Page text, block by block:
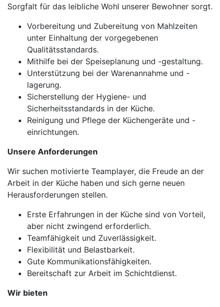
Sorgfalt für das leibliche Wohl unserer Bewohner sorgt.
Vorbereitung und Zubereitung von Mahlzeiten
unter Einhaltung der vorgegebenen
Qualitätsstandards.
Mithilfe bei der Speiseplanung und -gestaltung.
Unterstützung bei der Warenannahme und -
lagerung.
Sicherstellung der Hygiene- und
Sicherheitsstandards in der Küche.
Reinigung und Pflege der Küchengeräte und -
einrichtungen.
Unsere Anforderungen
Wir suchen motivierte Teamplayer, die Freude an der
Arbeit in der Küche haben und sich gerne neuen
Herausforderungen stellen.
Erste Erfahrungen in der Küche sind von Vorteil,
aber nicht zwingend erforderlich.
Teamfähigkeit und Zuverlässigkeit.
Flexibilität und Belastbarkeit.
Gute Kommunikationsfähigkeiten.
Bereitschaft zur Arbeit im Schichtdienst.
Wir bieten